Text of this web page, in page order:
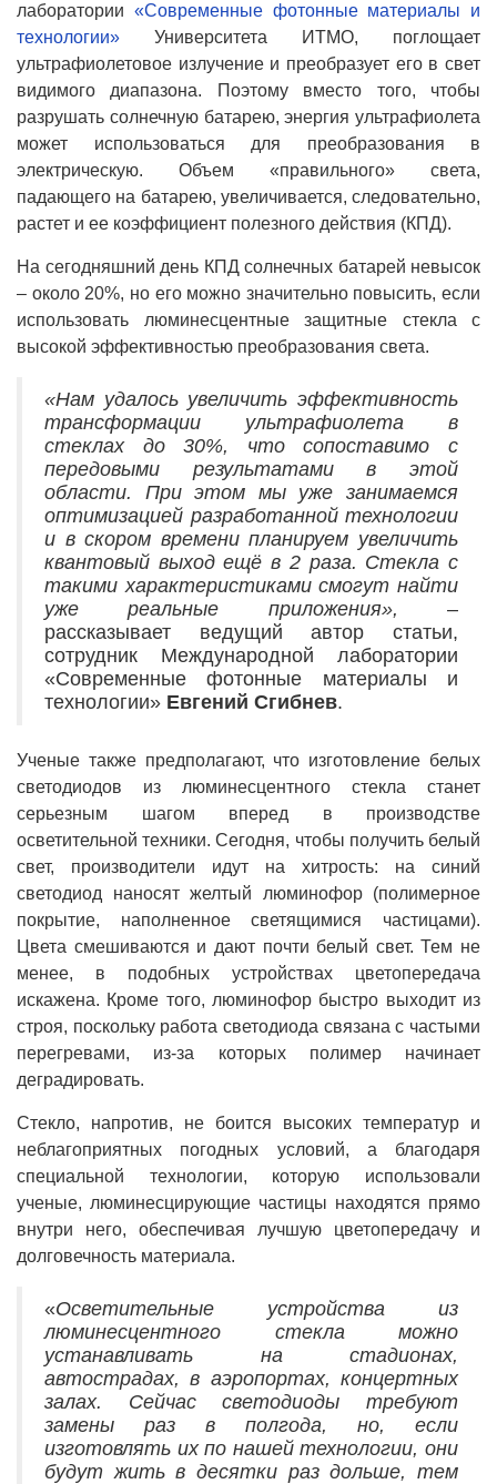
лаборатории «Современные фотонные материалы и
технологии» Университета ИТМО, поглощает
ультрафиолетовое излучение и преобразует его в свет
видимого диапазона. Поэтому вместо того, чтобы
разрушать солнечную батарею, энергия ультрафиолета
может использоваться для преобразования в
электрическую. Объем «правильного» света,
падающего на батарею, увеличивается, следовательно,
растет и ее коэффициент полезного действия (КПД).
На сегодняшний день КПД солнечных батарей невысок
– около 20%, но его можно значительно повысить, если
использовать люминесцентные защитные стекла с
высокой эффективностью преобразования света.
«Нам удалось увеличить эффективность
трансформации ультрафиолета в
стеклах до 30%, что сопоставимо с
передовыми результатами в этой
области. При этом мы уже занимаемся
оптимизацией разработанной технологии
и в скором времени планируем увеличить
квантовый выход ещё в 2 раза. Стекла с
такими характеристиками смогут найти
уже реальные приложения», –
рассказывает ведущий автор статьи,
сотрудник Международной лаборатории
«Современные фотонные материалы и
технологии» Евгений Сгибнев.
Ученые также предполагают, что изготовление белых
светодиодов из люминесцентного стекла станет
серьезным шагом вперед в производстве
осветительной техники. Сегодня, чтобы получить белый
свет, производители идут на хитрость: на синий
светодиод наносят желтый люминофор (полимерное
покрытие, наполненное светящимися частицами).
Цвета смешиваются и дают почти белый свет. Тем не
менее, в подобных устройствах цветопередача
искажена. Кроме того, люминофор быстро выходит из
строя, поскольку работа светодиода связана с частыми
перегревами, из-за которых полимер начинает
деградировать.
Стекло, напротив, не боится высоких температур и
неблагоприятных погодных условий, а благодаря
специальной технологии, которую использовали
ученые, люминесцирующие частицы находятся прямо
внутри него, обеспечивая лучшую цветопередачу и
долговечность материала.
«Осветительные устройства из
люминесцентного стекла можно
устанавливать на стадионах,
автострадах, в аэропортах, концертных
залах. Сейчас светодиоды требуют
замены раз в полгода, но, если
изготовлять их по нашей технологии, они
будут жить в десятки раз дольше, тем